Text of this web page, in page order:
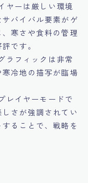
ヤーは厳しい環境
バイバル要素がゲ
寒さや食料の管理
です。
ラフィックは非常
冷地の描写が臨場
レイヤーモードで
さが強調されてい
ることで、戦略を